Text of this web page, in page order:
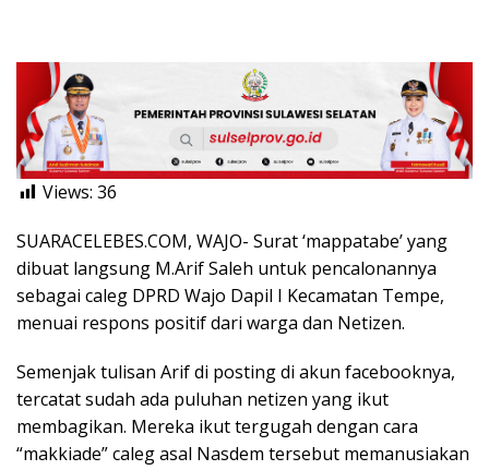
Views: 36
SUARACELEBES.COM, WAJO- Surat ‘mappatabe’ yang
dibuat langsung M.Arif Saleh untuk pencalonannya
sebagai caleg DPRD Wajo Dapil I Kecamatan Tempe,
menuai respons positif dari warga dan Netizen.
Semenjak tulisan Arif di posting di akun facebooknya,
tercatat sudah ada puluhan netizen yang ikut
membagikan. Mereka ikut tergugah dengan cara
“makkiade” caleg asal Nasdem tersebut memanusiakan